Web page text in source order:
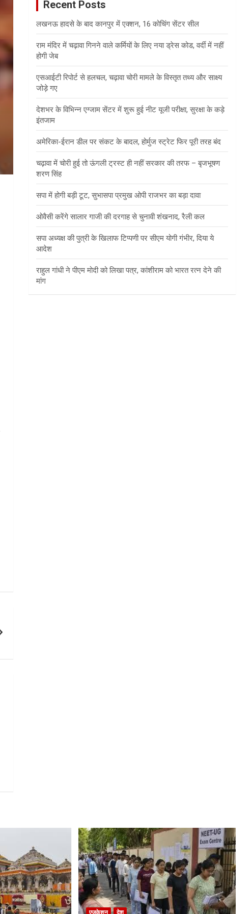
Recent Posts
लखनऊ हादसे के बाद कानपुर में एक्शन, 16 कोचिंग सेंटर सील
राम मंदिर में चढ़ावा गिनने वाले कर्मियों के लिए नया ड्रेस कोड, वर्दी में नहीं
होगी जेब
एसआईटी रिपोर्ट से हलचल, चढ़ावा चोरी मामले के विस्तृत तथ्य और साक्ष्य
जोड़े गए
देशभर के विभिन्न एग्जाम सेंटर में शुरू हुई नीट यूजी परीक्षा, सुरक्षा के कड़े
इंतजाम
अमेरिका-ईरान डील पर संकट के बादल, होर्मुज स्ट्रेट फिर पूरी तरह बंद
चढ़ावा में चोरी हुई तो ऊंगली ट्रस्ट ही नहीं सरकार की तरफ – बृजभूषण
शरण सिंह
सपा में होगी बड़ी टूट, सुभासपा प्रमुख ओपी राजभर का बड़ा दावा
ओवैसी करेंगे सालार गाजी की दरगाह से चुनावी शंखनाद, रैली कल
सपा अध्यक्ष की पुत्री के खिलाफ टिप्पणी पर सीएम योगी गंभीर, दिया ये
आदेश
राहुल गांधी ने पीएम मोदी को लिखा पत्र, कांशीराम को भारत रत्न देने की
मांग
एजुकेशन देश